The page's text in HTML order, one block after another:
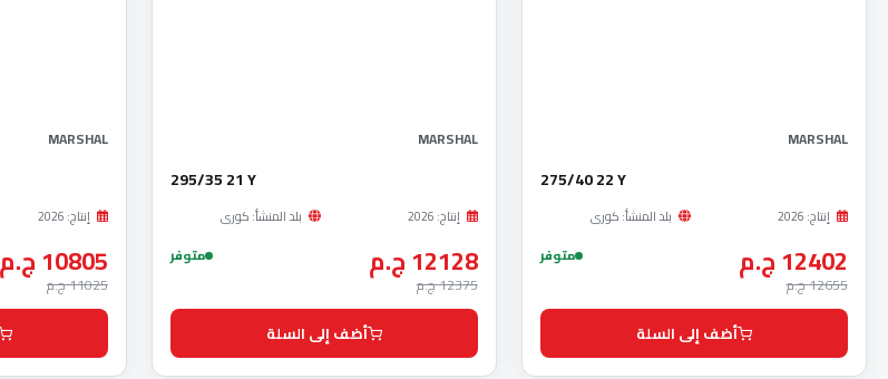
MARSHAL
275/40 22 Y
إنتاج: 2026 بلد المنشأ: كورى
12402 ج.م
12655 ج.م
متوفر
أضف إلى السلة
MARSHAL
295/35 21 Y
إنتاج: 2026 بلد المنشأ: كورى
12128 ج.م
12375 ج.م
متوفر
أضف إلى السلة
MARSHAL
إنتاج: 2026
10805 ج.م
11025 ج.م